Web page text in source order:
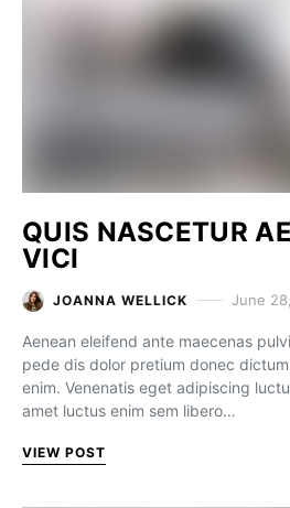
QUIS NASCETUR
VICI
JOANNA WELLICK June
Aenean eleifend ante maecenas
pede dis dolor pretium donec
enim. Venenatis eget adipiscing
amet luctus enim sem libero…
VIEW POST